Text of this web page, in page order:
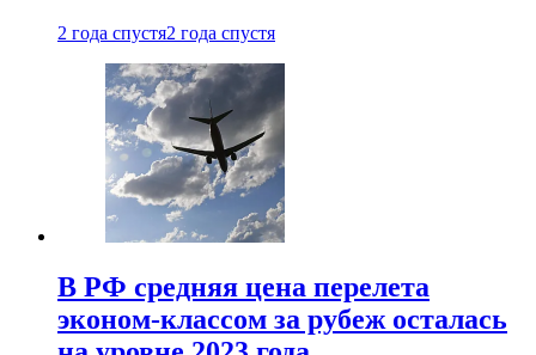
2 года спустя2 года спустя
В РФ средняя цена перелета
эконом-классом за рубеж осталась